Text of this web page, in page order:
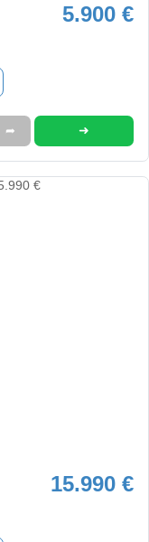
5.900 €
➦ ➜
15.990 €